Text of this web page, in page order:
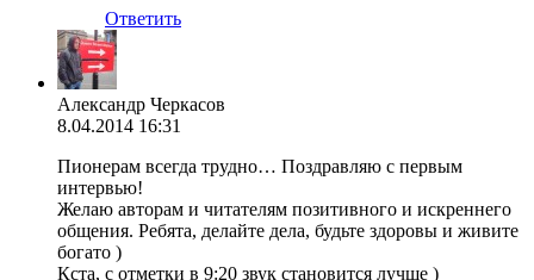
Ответить
Александр Черкасов
8.04.2014 16:31
Пионерам всегда трудно… Поздравляю с первым
интервью!
Желаю авторам и читателям позитивного и искреннего
общения. Ребята, делайте дела, будьте здоровы и живите
богато )
Кста, с отметки в 9:20 звук становится лучше )